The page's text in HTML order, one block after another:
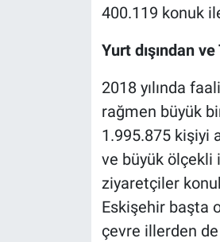
400.119 konuk
Yurt dışından
2018 yılında
rağmen büyük
1.995.875 kişiyi
ve büyük ölçekli
ziyaretçiler
Eskişehir başta
çevre illerden de